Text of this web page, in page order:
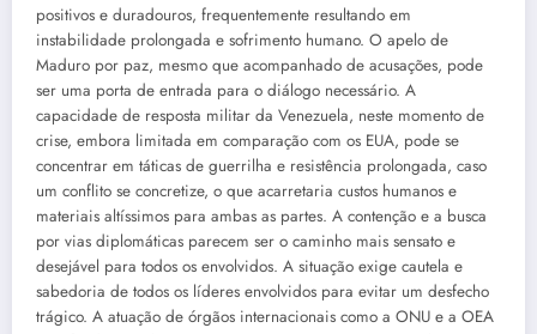
positivos e duradouros, frequentemente resultando em
instabilidade prolongada e sofrimento humano. O apelo de
Maduro por paz, mesmo que acompanhado de acusações, pode
ser uma porta de entrada para o diálogo necessário. A
capacidade de resposta militar da Venezuela, neste momento de
crise, embora limitada em comparação com os EUA, pode se
concentrar em táticas de guerrilha e resistência prolongada, caso
um conflito se concretize, o que acarretaria custos humanos e
materiais altíssimos para ambas as partes. A contenção e a busca
por vias diplomáticas parecem ser o caminho mais sensato e
desejável para todos os envolvidos. A situação exige cautela e
sabedoria de todos os líderes envolvidos para evitar um desfecho
trágico. A atuação de órgãos internacionais como a ONU e a OEA